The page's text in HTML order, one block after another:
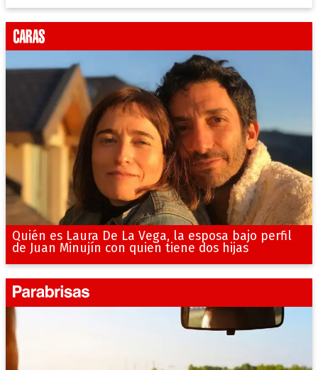
Quién es Laura De La Vega, la esposa bajo perfil
de Juan Minujín con quien tiene dos hijas